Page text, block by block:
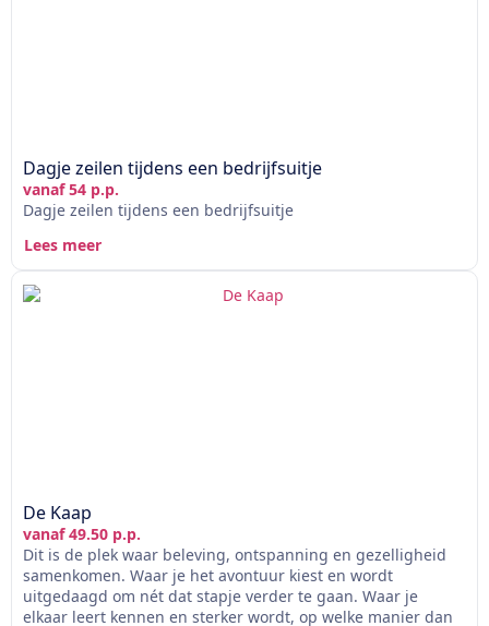
Dagje zeilen tijdens een bedrijfsuitje
vanaf 54 p.p.
Dagje zeilen tijdens een bedrijfsuitje
Lees meer
De Kaap
vanaf 49.50 p.p.
Dit is de plek waar beleving, ontspanning en gezelligheid
samenkomen. Waar je het avontuur kiest en wordt
uitgedaagd om nét dat stapje verder te gaan. Waar je
elkaar leert kennen en sterker wordt, op welke manier dan